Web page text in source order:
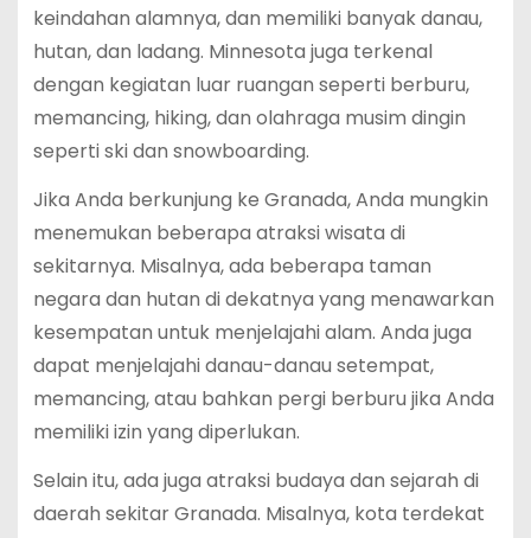
keindahan alamnya, dan memiliki banyak danau,
hutan, dan ladang. Minnesota juga terkenal
dengan kegiatan luar ruangan seperti berburu,
memancing, hiking, dan olahraga musim dingin
seperti ski dan snowboarding.
Jika Anda berkunjung ke Granada, Anda mungkin
menemukan beberapa atraksi wisata di
sekitarnya. Misalnya, ada beberapa taman
negara dan hutan di dekatnya yang menawarkan
kesempatan untuk menjelajahi alam. Anda juga
dapat menjelajahi danau-danau setempat,
memancing, atau bahkan pergi berburu jika Anda
memiliki izin yang diperlukan.
Selain itu, ada juga atraksi budaya dan sejarah di
daerah sekitar Granada. Misalnya, kota terdekat